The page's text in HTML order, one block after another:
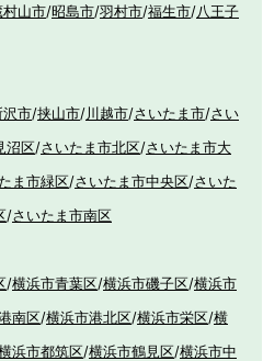
村山市/昭島市/羽村市/福生市/八王子
沢市/挟山市/川越市/さいたま市/さい
沼区/さいたま市北区/さいたま市大
ま市緑区/さいたま市中央区/さいた
/さいたま市南区
/横浜市青葉区/横浜市磯子区/横浜市
南区/横浜市港北区/横浜市栄区/横
浜市都筑区/横浜市鶴見区/横浜市中